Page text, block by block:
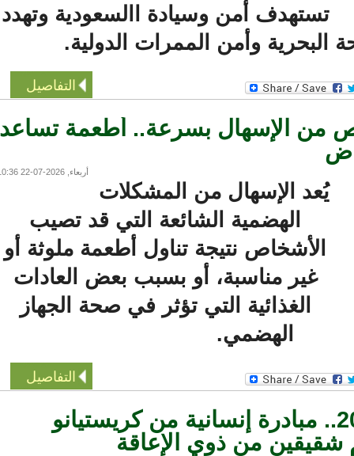
تستهدف أمن وسيادة االسعودية وتهدد
البحرية وأمن الممرات الدولية.
التفاصيل
الإسهال بسرعة.. أطعمة تساعد
أربعاء, 2026-07-22 10:36
يُعد الإسهال من المشكلات
الهضمية الشائعة التي قد تصيب
الأشخاص نتيجة تناول أطعمة ملوثة أو
غير مناسبة، أو بسبب بعض العادات
الغذائية التي تؤثر في صحة الجهاز
الهضمي.
التفاصيل
خلال مونديال 2026.. مبادرة إنسانية من كريستيانو
من ذوي الإعاقة